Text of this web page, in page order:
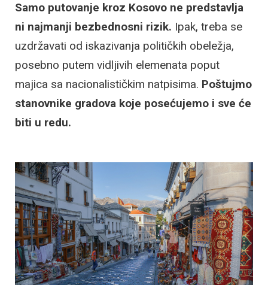
Samo putovanje kroz Kosovo ne predstavlja
ni najmanji bezbednosni rizik. Ipak, treba se
uzdržavati od iskazivanja političkih obeležja,
posebno putem vidljivih elemenata poput
majica sa nacionalističkim natpisima. Poštujmo
stanovnike gradova koje posećujemo i sve će
biti u redu.